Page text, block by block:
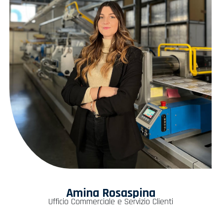
Amina Rosaspina
Ufficio Commerciale e Servizio Clienti